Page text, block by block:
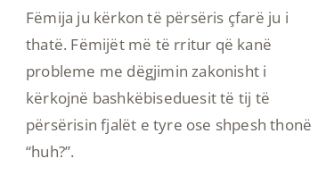
Fëmija ju kërkon të përsëris çfarë ju i
thatë. Fëmijët më të rritur që kanë
probleme me dëgjimin zakonisht i
kërkojnë bashkëbiseduesit të tij të
përsërisin fjalët e tyre ose shpesh thonë
“huh?”.